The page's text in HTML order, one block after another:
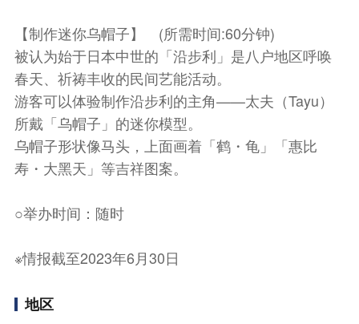
【制作迷你乌帽子】 (所需时间:60分钟)
被认为始于日本中世的「沿步利」是八户地区呼唤
春天、祈祷丰收的民间艺能活动。
游客可以体验制作沿步利的主角——太夫（Tayu）
所戴「乌帽子」的迷你模型。
乌帽子形状像马头，上面画着「鹤・龟」「惠比
寿・大黑天」等吉祥图案。
○举办时间：随时
※情报截至2023年6月30日
地区